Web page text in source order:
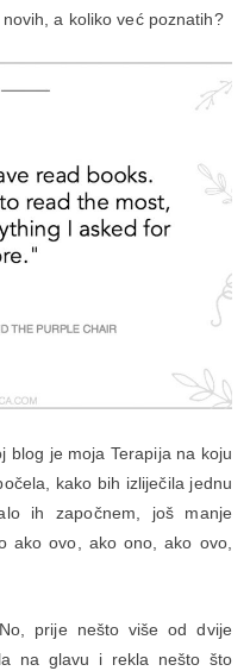
a koliko već poznatih?
blog je moja Terapija na koju
kako bih izliječila jednu
ih započnem, još manje
ako ovo, ako ono, ako ovo,
prije nešto više od dvije
na glavu i rekla nešto što